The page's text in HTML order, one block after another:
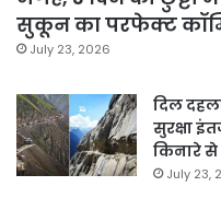
सुकून का परफेक्ट
July 23, 2026
दिल
सुरक्षा
किनारे से
July 23,